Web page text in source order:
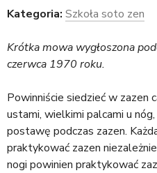
u
t
a
j
Kategoria: Szkoła soto zen
Krótka mowa wygłoszona
czerwca 1970 roku.
Powinniście siedzieć w zazen
ustami, wielkimi palcami u
postawę podczas zazen.
praktykować zazen
nogi powinien praktykować